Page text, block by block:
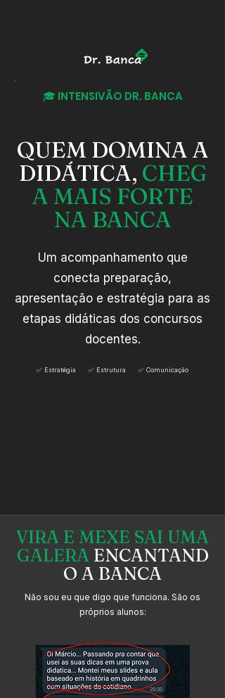
🎓 INTENSIVÃO DR. BANCA
QUEM DOMINA A
DIDÁTICA, CHEG
A MAIS FORTE
NA BANCA
Um acompanhamento que
conecta preparação,
apresentação e estratégia para as
etapas didáticas dos concursos
docentes.
✅ Estratégia ✅ Estrutura ✅ Comunicação
VIRA E MEXE SAI UMA
GALERA ENCANTAND
O A BANCA
Não sou eu que digo que funciona. São os
próprios alunos: